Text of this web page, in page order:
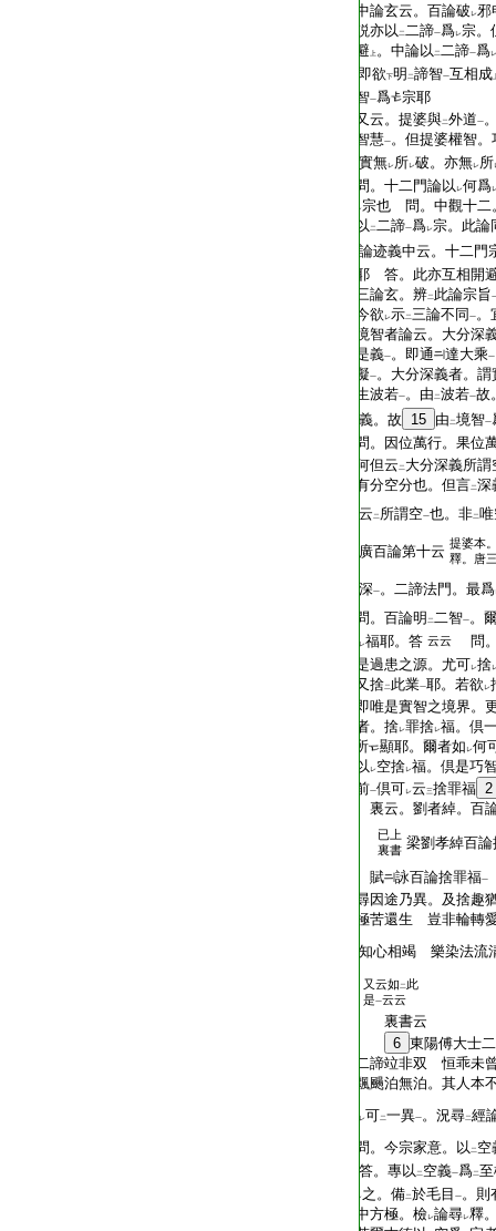
中論玄云。百論破 レ邪
説亦以 二二諦一爲レ宗。
避 上 。中論以 二二諦一爲レ
即欲下明 二諦智一互相成
智一爲
宗耶
又云。提婆與二外道一
智慧一。但提婆權智。
實無レ所レ破。亦無レ所
問。十二門論以 レ何爲
レ宗也 問。中觀十二
以 二二諦一爲レ宗。此論
論迹義中云。十二門
耶 答。此亦互相開
三論玄。辨二 此論宗旨
今欲 レ示二三論不同 一。
境智者論云。大分深
是義一。即通 達大乘一
礙一。大分深義者。
生波若一。由 二波若一故
義。故 15 由 二境智一
問。因位萬行。果位
何但云 二 大分深義所謂
有分空分也。但言二深
云 二 所謂空一也。非二
廣百論第十云 提婆本
釋。唐
深一。二諦法門。最爲
問。百論明 二二智一。
レ福耶。答 云云
問
是過患之源。尤可レ捨
又捨二 此業一耶。若欲 レ
即唯是實智之境界。
者。捨レ罪捨レ福。倶
所 顯耶。爾者如 レ何
以 レ空捨レ福。倶是巧
前一倶可レ云三捨罪福 2
裏云。劉者綽。百
已上
裏書 梁劉孝綽百
賦 詠百論捨罪福一
尋因途乃異。及捨趣
極苦還生 豈非輪
知心相竭 樂染法
又云如 二 此
是一云云
裏書云
6 東陽傅大士
二諦竝非双 恒乖未
飄颺泊無泊。其人本
レ可二一異一。況尋二經
問。今宗家意。以 二 空
答。專以 二 空義一爲二
レ之。備二於毛目 一。則
中方極。檢レ論尋レ釋